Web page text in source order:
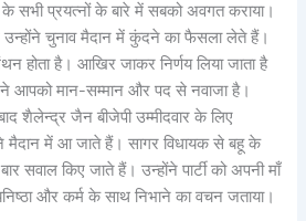
सभी प्रयत्नों के बारे में सबको अवगत कराया।
चुनाव मैदान में कुंदने का फैसला लेते हैं।
होता है। आखिर जाकर निर्णय लिया जाता है
ने आपको मान-सम्मान और पद से नवाजा है।
शैलेन्द्र जैन बीजेपी उम्मीदवार के लिए
में आ जाते हैं। सागर विधायक से बहू के
सवाल किए जाते हैं। उन्होंने पार्टी को अपनी माँ
और कर्म के साथ निभाने का वचन जताया।